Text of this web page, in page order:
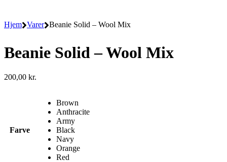
Hjem Varer Beanie Solid – Wool Mix
Beanie Solid – Wool Mix
200,00 kr.
Farve
Brown
Anthracite
Army
Black
Navy
Orange
Red